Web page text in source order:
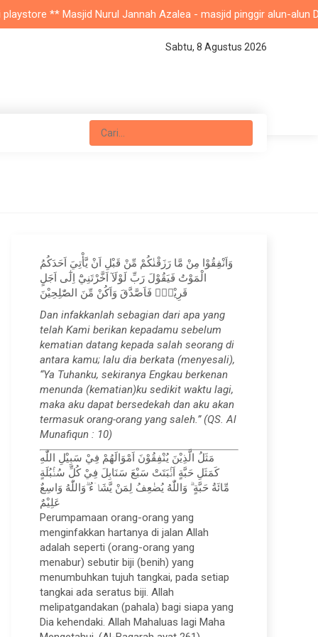
** Masjid Nurul Jannah Azalea - masjid pinggir alun-alun Depok
Sabtu, 8 Agustus 2026
وَاَنْفِقُوْا مِنْ مَّا رَزَقْنٰكُمْ مِّنْ قَبْلِ اَنْ يَّأْتِيَ اَحَدَكُمُ
الْمَوْتُ فَيَقُوْلَ رَبِّ لَوْلَآ اَخَّرْتَنِيْٓ اِلٰٓى اَجَلٍ
قَرِيْبٍۚ فَاَصَّدَّقَ وَاَكُنْ مِّنَ الصّٰلِحِيْنَ
Dan infakkanlah sebagian dari apa yang
telah Kami berikan kepadamu sebelum
kematian datang kepada salah seorang di
antara kamu; lalu dia berkata (menyesali),
“Ya Tuhanku, sekiranya Engkau berkenan
menunda (kematian)ku sedikit waktu lagi,
maka aku dapat bersedekah dan aku akan
termasuk orang-orang yang saleh.” (QS. Al
Munafiqun : 10)
مَثَلُ الَّذِيْنَ يُنْفِقُوْنَ اَمْوَالَهُمْ فِيْ سَبِيْلِ اللّٰهِ
كَمَثَلِ حَبَّةٍ اَنْۢبَتَتْ سَبْعَ سَنَابِلَ فِيْ كُلِّ سُنْۢبُلَةٍ
مِّائَةُ حَبَّةٍ ۗ وَاللّٰهُ يُضٰعِفُ لِمَنْ يَّشَاۤءُ ۗوَاللّٰهُ وَاسِعٌ
عَلِيْمٌ
Perumpamaan orang-orang yang
menginfakkan hartanya di jalan Allah
adalah seperti (orang-orang yang
menabur) sebutir biji (benih) yang
menumbuhkan tujuh tangkai, pada setiap
tangkai ada seratus biji. Allah
melipatgandakan (pahala) bagi siapa yang
Dia kehendaki. Allah Mahaluas lagi Maha